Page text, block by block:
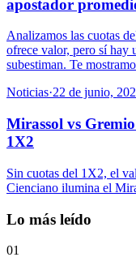
apostador
Analizamos las cuotas
ofrece valor, pero sí hay
subestiman. Te
Noticias·22 de junio,
Mirassol vs
1X2
Sin cuotas del 1X2, el
Cienciano ilumina el
Lo más leído
01